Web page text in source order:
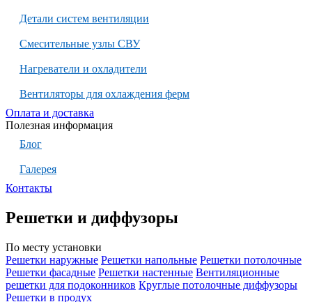
Детали систем вентиляции
Смесительные узлы СВУ
Нагреватели и охладители
Вентиляторы для охлаждения ферм
Оплата и доставка
Полезная информация
Блог
Галерея
Контакты
Решетки и диффузоры
По месту установки
Решетки наружные Решетки напольные Решетки потолочные
Решетки фасадные Решетки настенные Вентиляционные
решетки для подоконников Круглые потолочные диффузоры
Решетки в продух